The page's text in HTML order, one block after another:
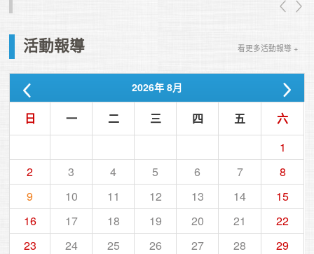
活動報導 看更多活動報導 +
2026年 8月
日 一 二 三 四 五
六
1
2
3 4 5 6 7
8
9
10 11 12 13 14
15
16
17 18 19 20 21
22
23
24 25 26 27 28
29